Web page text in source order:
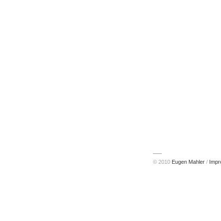
© 2010 Eugen Mahler /